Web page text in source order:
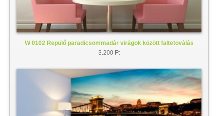
W 0102 Repülő paradicsommadár virágok között faltetoválás
3.200 Ft